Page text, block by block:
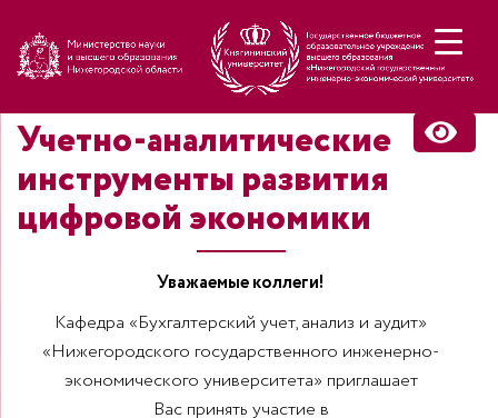
Учетно-аналитические
инструменты развития
цифровой экономики
Уважаемые коллеги!
Кафедра «Бухгалтерский учет, анализ и аудит»
«Нижегородского государственного инженерно-
экономического университета» пригла­шает